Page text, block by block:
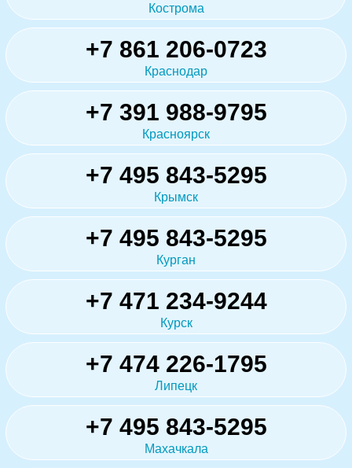
Кострома
+7 861 206-0723
Краснодар
+7 391 988-9795
Красноярск
+7 495 843-5295
Крымск
+7 495 843-5295
Курган
+7 471 234-9244
Курск
+7 474 226-1795
Липецк
+7 495 843-5295
Махачкала